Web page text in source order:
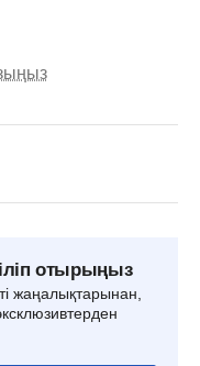
отырыңыз
жаңалықтарынан,